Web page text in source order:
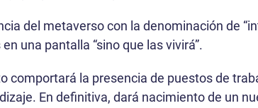
del metaverso con la denominación de
una pantalla “sino que las vivirá”.
comportará la presencia de puestos de
En definitiva, dará nacimiento de un